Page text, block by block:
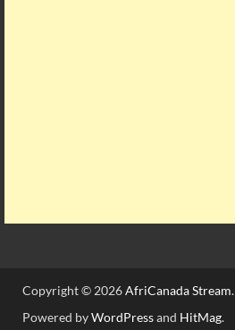
Copyright © 2026AfriCanada Stream.
Powered byWordPressand HitMag.